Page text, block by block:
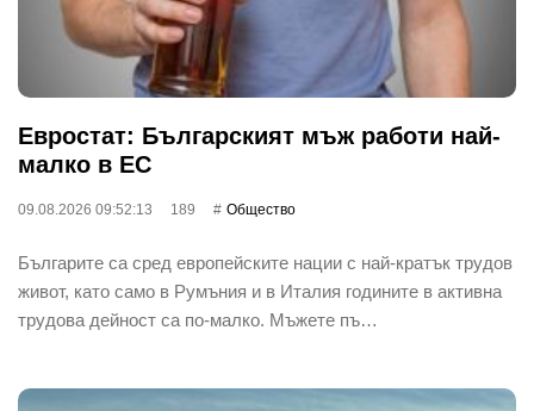
Евростат: Българският мъж работи най-
малко в ЕС
09.08.2026 09:52:13 189 Общество
Българите са сред европейските нации с най-кратък трудов
живот, като само в Румъния и в Италия годините в активна
трудова дейност са по-малко. Мъжете пъ…